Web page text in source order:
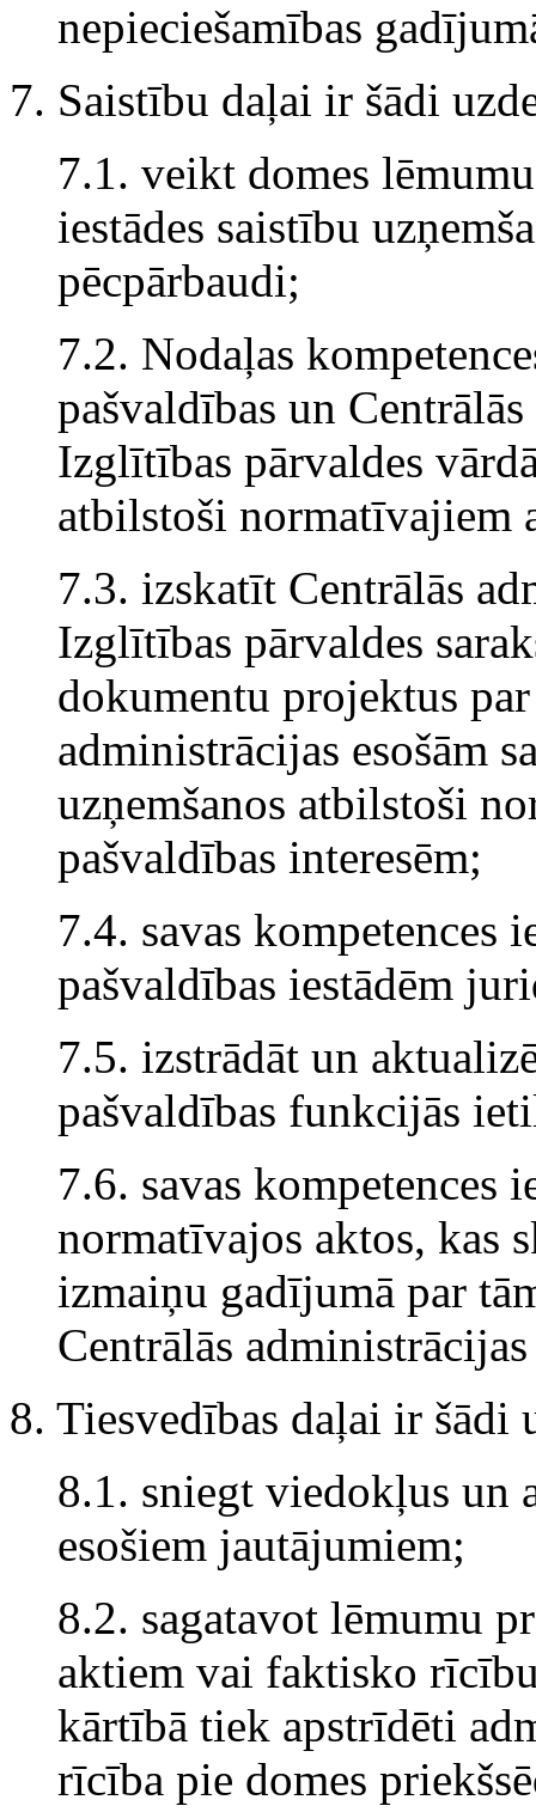
nepieciešamības
7. Saistību daļai ir šādi
7.1. veikt domes
iestādes saistību
pēcpārbaudi;
7.2. Nodaļas
pašvaldības un
Izglītības pārvaldes
atbilstoši normatīvajiem
7.3. izskatīt Centrālās
Izglītības pārvaldes
dokumentu projektus
administrācijas esošām
uzņemšanos atbilstoši
pašvaldības interesēm;
7.4. savas kompetences
pašvaldības iestādēm
7.5. izstrādāt un
pašvaldības funkcijās
7.6. savas kompetences
normatīvajos aktos, kas
izmaiņu gadījumā par
Centrālās
8. Tiesvedības daļai ir šādi
8.1. sniegt viedokļus un
esošiem jautājumiem;
8.2. sagatavot lēmumu
aktiem vai faktisko
kārtībā tiek apstrīdēti
rīcība pie domes